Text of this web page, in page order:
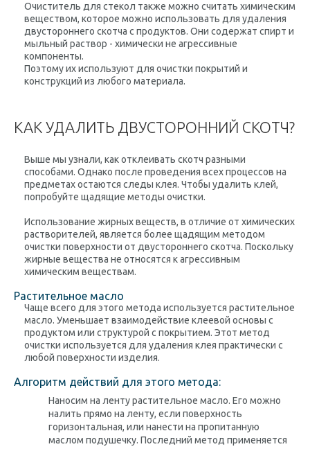
Очиститель для стекол также можно считать химическим
веществом, которое можно использовать для удаления
двустороннего скотча с продуктов. Они содержат спирт и
мыльный раствор - химически не агрессивные
компоненты.
Поэтому их используют для очистки покрытий и
конструкций из любого материала.
КАК УДАЛИТЬ ДВУСТОРОННИЙ СКОТЧ?
Выше мы узнали, как отклеивать скотч разными
способами. Однако после проведения всех процессов на
предметах остаются следы клея. Чтобы удалить клей,
попробуйте щадящие методы очистки.
Использование жирных веществ, в отличие от химических
растворителей, является более щадящим методом
очистки поверхности от двустороннего скотча. Поскольку
жирные вещества не относятся к агрессивным
химическим веществам.
Растительное масло
Чаще всего для этого метода используется растительное
масло. Уменьшает взаимодействие клеевой основы с
продуктом или структурой с покрытием. Этот метод
очистки используется для удаления клея практически с
любой поверхности изделия.
Алгоритм действий для этого метода:
Наносим на ленту растительное масло. Его можно
налить прямо на ленту, если поверхность
горизонтальная, или нанести на пропитанную
маслом подушечку. Последний метод применяется